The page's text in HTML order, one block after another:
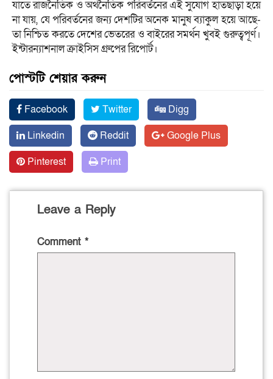
যাতে রাজনৈতিক ও অর্থনৈতিক পরিবর্তনের এই সুযোগ হাতছাড়া হয়ে
না যায়, যে পরিবর্তনের জন্য দেশটির অনেক মানুষ ব্যাকুল হয়ে আছে-
তা নিশ্চিত করতে দেশের ভেতরের ও বাইরের সমর্থন খুবই গুরুত্বপূর্ণ।
ইন্টারন্যাশনাল ক্রাইসিস গ্রুপের রিপোর্ট।
পোস্টটি শেয়ার করুন
Facebook Twitter
Digg
Linkedin
Reddit
Google Plus
Pinterest
Print
Leave a Reply
Comment *